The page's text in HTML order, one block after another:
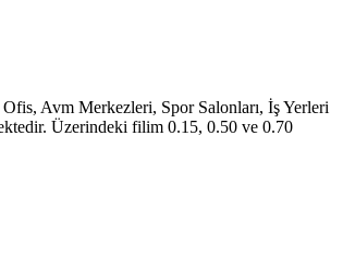
Avm Merkezleri, Spor Salonları, İş Yerleri
Üzerindeki filim 0.15, 0.50 ve 0.70